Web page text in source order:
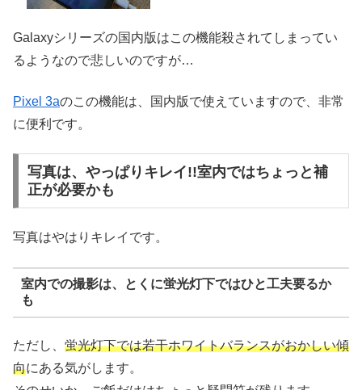
Galaxyシリーズの国内版はこの機能殺されてしまってい
るようなので悲しいのですが…
Pixel 3aのこの機能は、国内版で使えていますので、非常
に便利です。
写真は、やっぱりキレイ!!室内ではちょっと補
正が必要かも
写真はやはりキレイです。
室内での撮影は、とくに蛍光灯下ではひと工夫要るか
も
ただし、 蛍光灯下では若干ホワイトバランスがおかしい傾
向にある気がします。